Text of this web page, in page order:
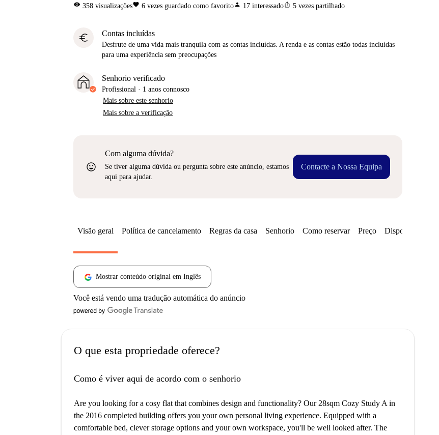
visibility 358 visualizaçõesfavorite 6 vezes guardado como favoritoperson 17 interessadoios_share 5 vezes partilhado
euro Contas incluídas
Desfrute de uma vida mais tranquila com as contas incluídas. A renda e as contas estão todas incluídas
para uma experiência sem preocupações
Senhorio verificado
Profissional · 1 anos connosco
Mais sobre este senhorio
Mais sobre a verificação
sentiment_very_satisfied
Com alguma dúvida?
Se tiver alguma dúvida ou pergunta sobre este anúncio, estamos
aqui para ajudar.
Contacte a Nossa Equipa
Visão geral Política de cancelamento Regras da casa Senhorio Como reservar Preço Disponibilidades
Mostrar conteúdo original em Inglês
Você está vendo uma tradução automática do anúncio
O que esta propriedade oferece?
Como é viver aqui de acordo com o senhorio
Are you looking for a cosy flat that combines design and functionality? Our 28sqm Cozy Study A in
the 2016 completed building offers you your own personal living experience. Equipped with a
comfortable bed, clever storage options and your own workspace, you'll be well looked after. The